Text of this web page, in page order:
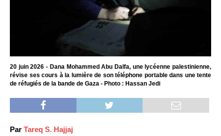
20 juin 2026 - Dana Mohammed Abu Dalfa, une lycéenne palestinienne,
révise ses cours à la lumière de son téléphone portable dans une tente
de réfugiés de la bande de Gaza - Photo : Hassan Jedi
Par Tareq S. Hajjaj